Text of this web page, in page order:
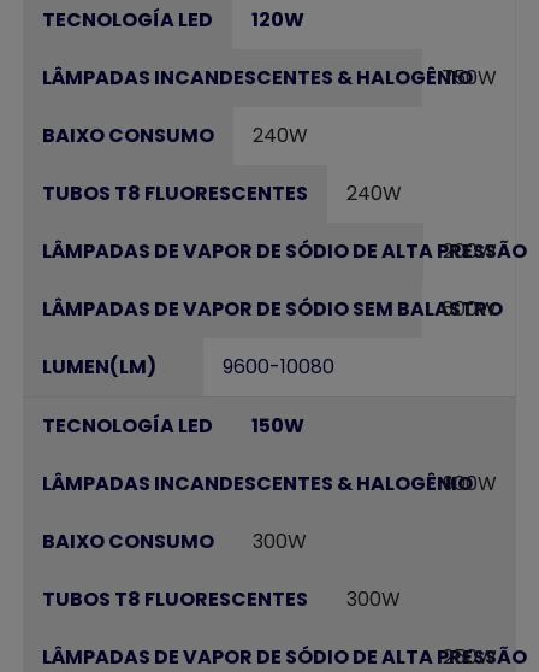
120W
750W
240W
240W
200W
600W
9600-10080
150W
900W
300W
300W
250W